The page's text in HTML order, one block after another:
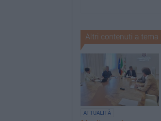
Altri contenuti a tema
ATTUALITÀ